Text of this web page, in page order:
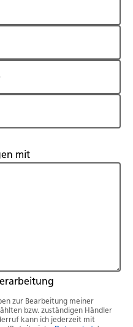
mit
zur Bearbeitung meiner
bzw. zuständigen Händler
kann ich jederzeit mit